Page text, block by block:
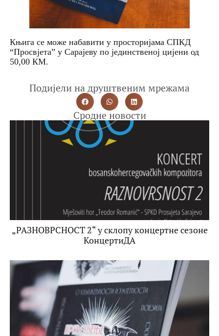
Књига се може набавити у просторијама СПКД
“Просвјета” у Сарајеву по јединственој цијени од
50,00 КМ.
Подијели на друштвеним мрежама
Сродне новости
„РАЗНОВРСНОСТ 2“ у склопу концертне сезоне
КонцертиДА